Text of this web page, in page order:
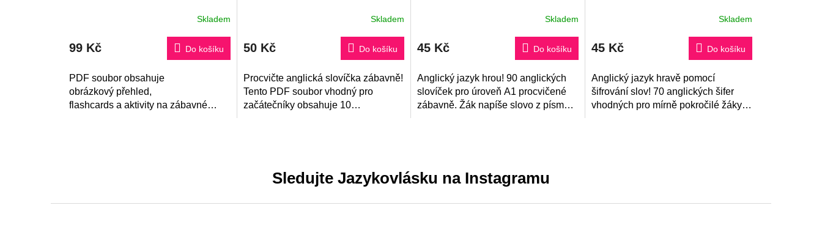
Skladem
99 Kč Do košíku
PDF soubor obsahuje
obrázkový přehled,
flashcards a aktivity na zábavné
Skladem
50 Kč Do košíku
Procvičte anglická slovíčka zábavně!
Tento PDF soubor vhodný pro
začátečníky obsahuje 10
je
5
hvězdiček.
Skladem
45 Kč Do košíku
Anglický jazyk hrou! 90 anglických
slovíček pro úroveň A1 procvičené
zábavně. Žák napíše slovo z písmen
je
5
hvězdiček.
Skladem
45 Kč Do košíku
Anglický jazyk hravě pomocí
šifrování slov! 70 anglických šifer
vhodných pro mírně pokročilé žáky.
Sledujte Jazykovlásku na Instagramu